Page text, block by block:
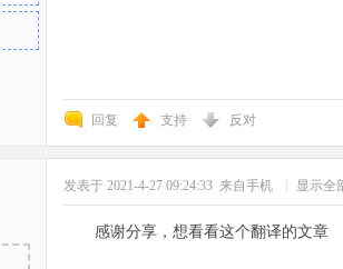
回复 支持 反对
发表于 2021-4-27 09:24:33 来自手机 显示全
感谢分享，想看看这个翻译的文章